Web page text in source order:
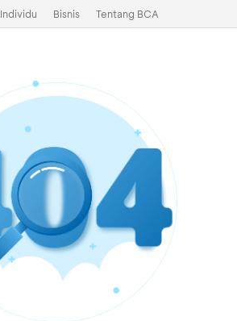
Individu Bisnis Tentang BCA